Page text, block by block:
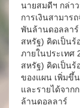
นายสมดีฯ กล่า
การเงินสามาร
พันล้านดอลลาร์
สหรัฐ) คิดเป็นร้
ภายในประเทศ
สหรัฐ) คิดเป็นร้
ของแผน เพิ่มขึ้น
และรายได้จาก
ล้านดอลลาร์